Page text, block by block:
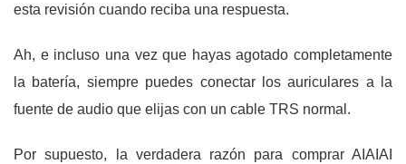
esta revisión cuando reciba una respuesta.
Ah, e incluso una vez que hayas agotado completamente
la batería, siempre puedes conectar los auriculares a la
fuente de audio que elijas con un cable TRS normal.
Por supuesto, la verdadera razón para comprar AIAIAI